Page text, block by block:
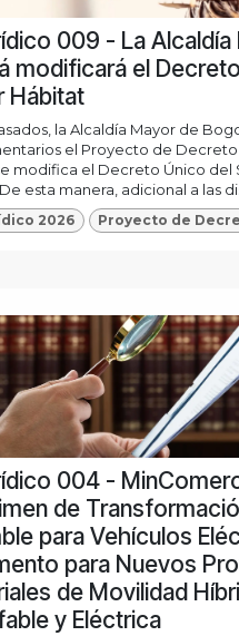
009 - La Alcaldía
modificará el
Hábitat
la Alcaldía Mayor de
el Proyecto de Decreto
modifica el Decreto Único del
esta manera, adicional a las
2026 Proyecto de
004 -
de
para Vehículos
para Nuevos
de Movilidad
y Eléctrica